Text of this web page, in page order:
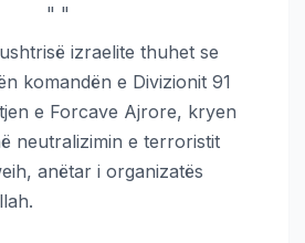
" "
izraelite thuhet se
komandën e Divizionit 91
e Forcave Ajrore, kryen
neutralizimin e terroristit
anëtar i organizatës